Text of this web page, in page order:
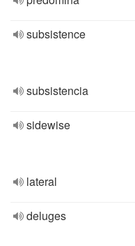
subsistence
subsistencia
sidewise
lateral
deluges